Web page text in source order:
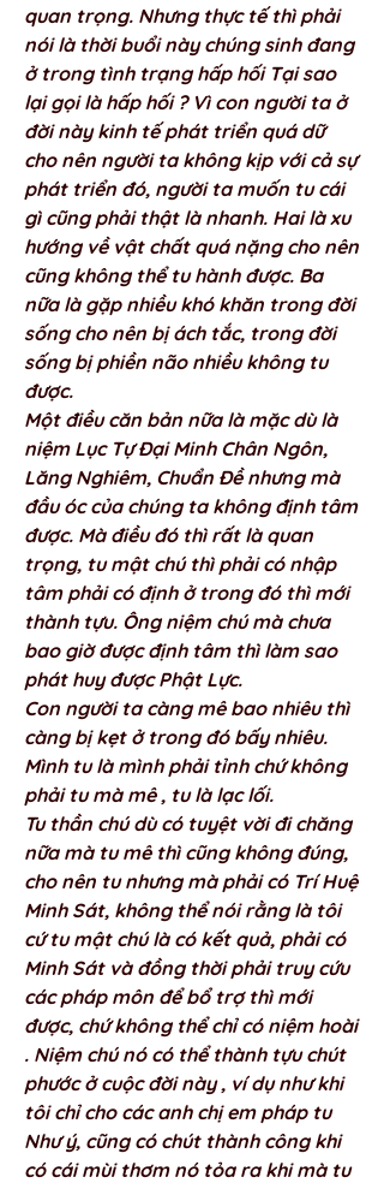
quan trọng. Nhưng thực tế thì phải
nói là thời buổi này chúng sinh đang
ở trong tình trạng hấp hối Tại sao
lại gọi là hấp hối ? Vì con người ta ở
đời này kinh tế phát triển quá dữ
cho nên người ta không kịp với cả sự
phát triển đó, người ta muốn tu cái
gì cũng phải thật là nhanh. Hai là xu
hướng về vật chất quá nặng cho nên
cũng không thể tu hành được. Ba
nữa là gặp nhiều khó khăn trong đời
sống cho nên bị ách tắc, trong đời
sống bị phiền não nhiều không tu
được.
Một điều căn bản nữa là mặc dù là
niệm Lục Tự Đại Minh Chân Ngôn,
Lăng Nghiêm, Chuẩn Đề nhưng mà
đầu óc của chúng ta không định tâm
được. Mà điều đó thì rất là quan
trọng, tu mật chú thì phải có nhập
tâm phải có định ở trong đó thì mới
thành tựu. Ông niệm chú mà chưa
bao giờ được định tâm thì làm sao
phát huy được Phật Lực.
Con người ta càng mê bao nhiêu thì
càng bị kẹt ở trong đó bấy nhiêu.
Mình tu là mình phải tỉnh chứ không
phải tu mà mê , tu là lạc lối.
Tu thần chú dù có tuyệt vời đi chăng
nữa mà tu mê thì cũng không đúng,
cho nên tu nhưng mà phải có Trí Huệ
Minh Sát, không thể nói rằng là tôi
cứ tu mật chú là có kết quả, phải có
Minh Sát và đồng thời phải truy cứu
các pháp môn để bổ trợ thì mới
được, chứ không thể chỉ có niệm hoài
. Niệm chú nó có thể thành tựu chút
phước ở cuộc đời này , ví dụ như khi
tôi chỉ cho các anh chị em pháp tu
Như ý, cũng có chút thành công khi
có cái mùi thơm nó tỏa ra khi mà tu